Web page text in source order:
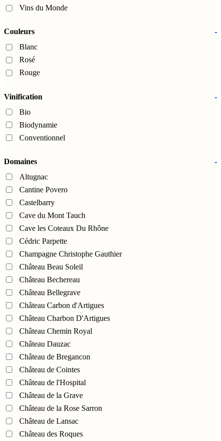
Vins du Monde
Couleurs
-
Blanc
Rosé
Rouge
Vinification
-
Bio
Biodynamie
Conventionnel
Domaines
-
Altugnac
Cantine Povero
Castelbarry
Cave du Mont Tauch
Cave les Coteaux Du Rhône
Cédric Parpette
Champagne Christophe Gauthier
Château Beau Soleil
Château Bechereau
Château Bellegrave
Château Carbon d'Artigues
Château Charbon D'Artigues
Château Chemin Royal
Château Dauzac
Château de Bregancon
Château de Cointes
Château de l'Hospital
Château de la Grave
Château de la Rose Sarron
Château de Lansac
Château des Roques